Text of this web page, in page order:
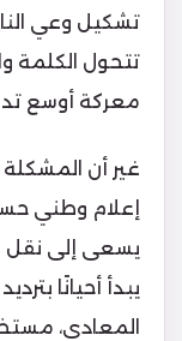
تشكيل وعي
تتحول الكلمة
معركة أوسع
غير أن
إعلام وطني
يسعى إلى نقل
يبدأ أحيانًا
المعادي،